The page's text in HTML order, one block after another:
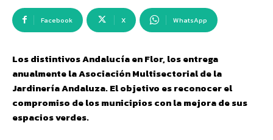
Facebook X WhatsApp
Los distintivos Andalucía en Flor, los entrega
anualmente la Asociación Multisectorial de la
Jardinería Andaluza. El objetivo es reconocer el
compromiso de los municipios con la mejora de sus
espacios verdes.